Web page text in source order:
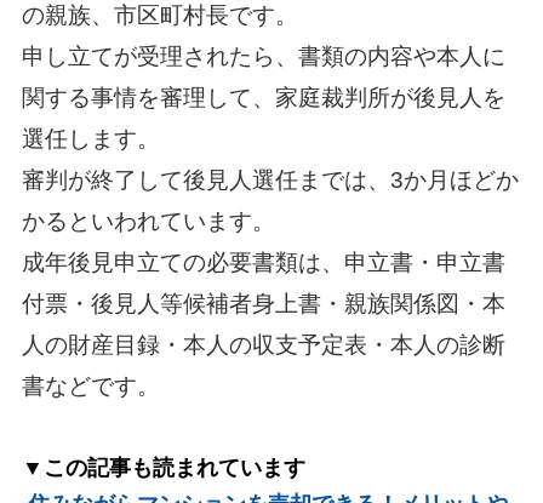
の親族、市区町村長です。
申し立てが受理されたら、書類の内容や本人に
関する事情を審理して、家庭裁判所が後見人を
選任します。
審判が終了して後見人選任までは、3か月ほどか
かるといわれています。
成年後見申立ての必要書類は、申立書・申立書
付票・後見人等候補者身上書・親族関係図・本
人の財産目録・本人の収支予定表・本人の診断
書などです。
▼この記事も読まれています